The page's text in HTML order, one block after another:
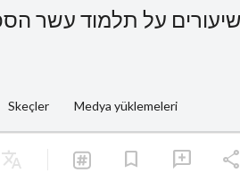
על תלמוד עשר
Skeçler Medya yüklemeleri
Translate bookmark add_comment share